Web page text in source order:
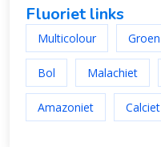
Fluoriet links
Multicolour Groen
Bol Malachiet
Amazoniet Calciet